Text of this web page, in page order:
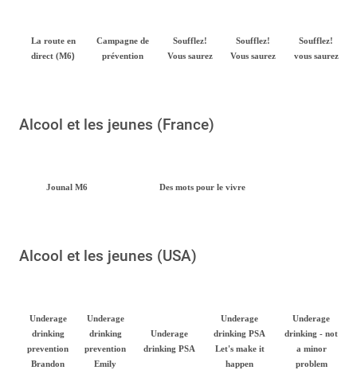
La route en
direct (M6)
Campagne de
prévention
Soufflez!
Vous saurez
Soufflez!
Vous saurez
Soufflez!
vous saurez
Alcool et les jeunes (France)
Jounal M6 Des mots pour le vivre
Alcool et les jeunes (USA)
Underage
drinking
prevention
Brandon
Underage
drinking
prevention
Emily
Underage
drinking PSA
Underage
drinking PSA
Let's make it
happen
Underage
drinking - not
a minor
problem